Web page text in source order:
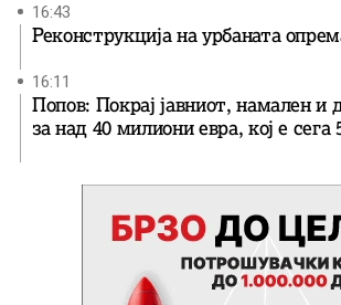
16:43
Реконструкција на урбаната
16:11
Попов: Покрај јавниот, намален и
за над 40 милиони евра, кој e